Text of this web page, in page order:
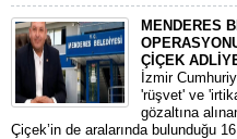
MENDERES
ÇİÇEK
​İzmir
'rüşvet' ve
gözaltına
Çiçek’in de aralarında bulunduğu